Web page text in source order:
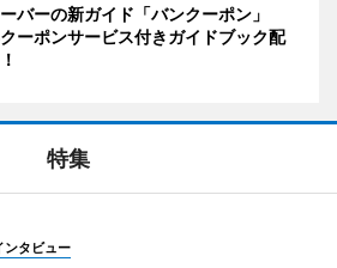
バーの新ガイド「バンクーポン」
ーポンサービス付きガイドブック配
特集
ンタビュー